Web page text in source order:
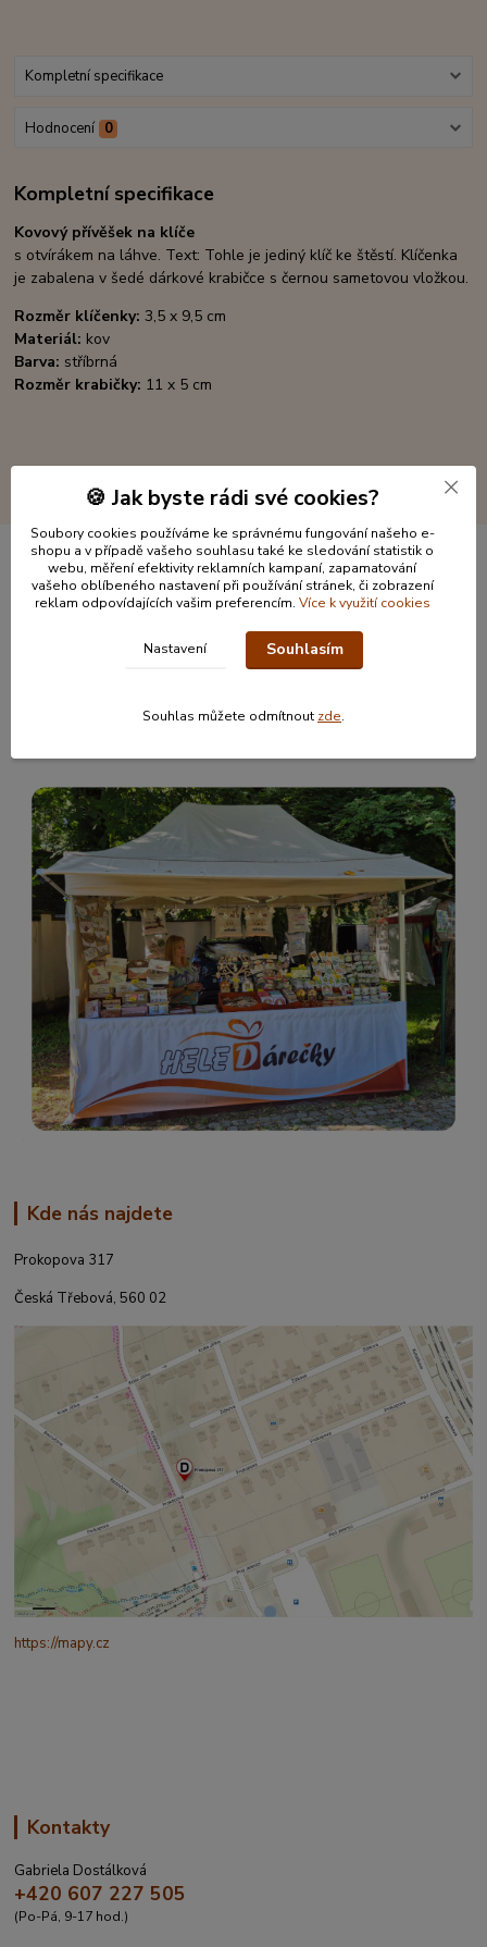
Kompletní specifikace
Hodnocení 0
Kompletní specifikace
Kovový přívěšek na klíče
s otvírákem na láhve. Text: Tohle je jediný klíč ke štěstí. Klíčenka
je zabalena v šedé dárkové krabičce s černou sametovou vložkou.
Rozměr klíčenky: 3,5 x 9,5 cm
Materiál: kov
Barva: stříbrná
Rozměr krabičky: 11 x 5 cm
Informace pro zákazníky
Jak nakupovat
Kde nás najdete
Prokopova 317
Česká Třebová, 560 02
https://mapy.cz
Kontakty
Gabriela Dostálková
+420 607 227 505
(Po-Pá, 9-17 hod.)
🍪 Jak byste rádi své cookies?
Soubory cookies používáme ke správnému fungování našeho e-
shopu a v případě vašeho souhlasu také ke sledování statistik o
webu, měření efektivity reklamních kampaní, zapamatování
vašeho oblíbeného nastavení při používání stránek, či zobrazení
reklam odpovídajících vašim preferencím. Více k využití cookies
Nastavení Souhlasím
Souhlas můžete odmítnout zde.